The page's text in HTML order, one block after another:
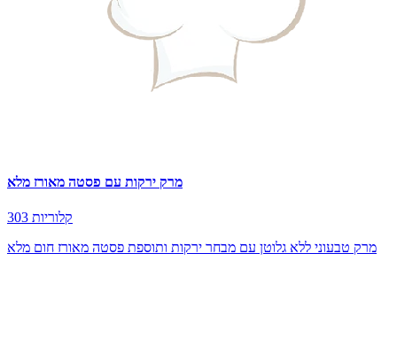
מרק ירקות עם פסטה מאורז מלא
303 קלוריות
מרק טבעוני ללא גלוטן עם מבחר ירקות ותוספת פסטה מאורז חום מלא